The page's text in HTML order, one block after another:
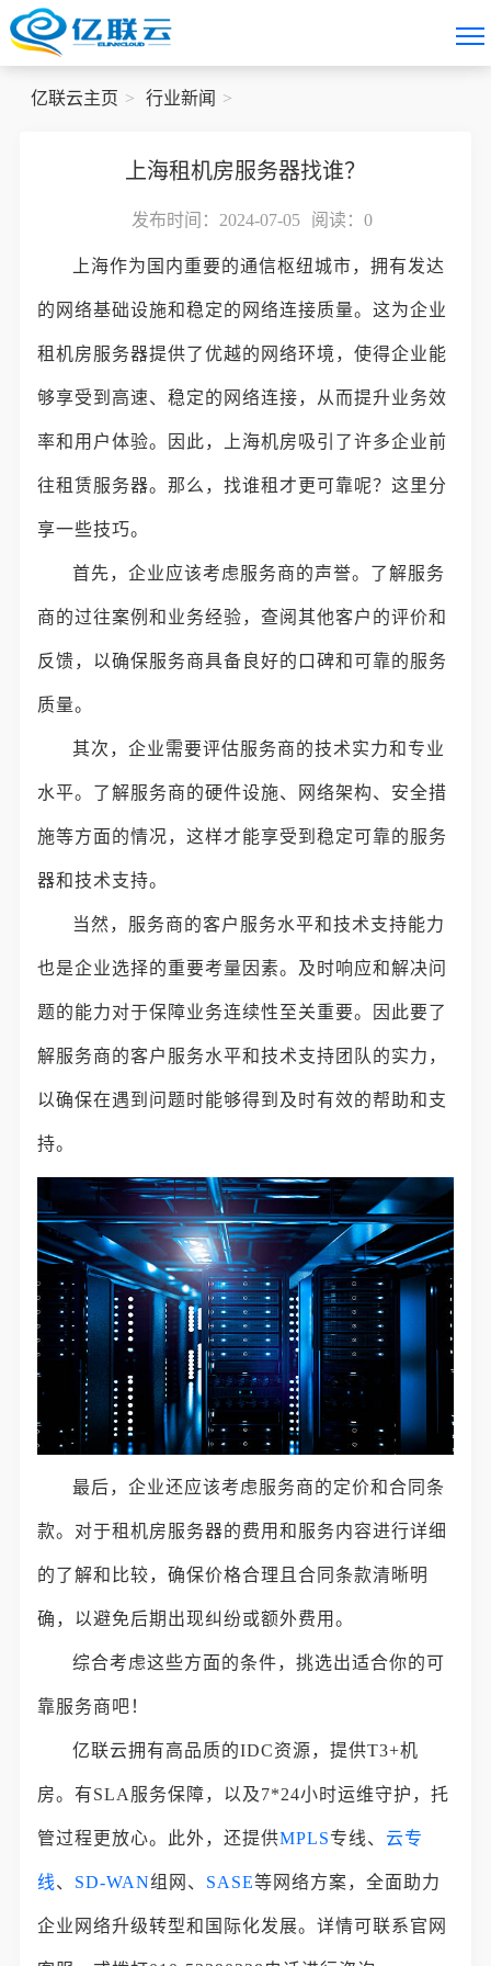
亿联云主页 行业新闻
上海租机房服务器找谁？
发布时间：2024-07-05 阅读： 0
上海作为国内重要的通信枢纽城市，拥有发达
的网络基础设施和稳定的网络连接质量。这为企业
租机房服务器提供了优越的网络环境，使得企业能
够享受到高速、稳定的网络连接，从而提升业务效
率和用户体验。因此，上海机房吸引了许多企业前
往租赁服务器。那么，找谁租才更可靠呢？这里分
享一些技巧。
首先，企业应该考虑服务商的声誉。了解服务
商的过往案例和业务经验，查阅其他客户的评价和
反馈，以确保服务商具备良好的口碑和可靠的服务
质量。
其次，企业需要评估服务商的技术实力和专业
水平。了解服务商的硬件设施、网络架构、安全措
施等方面的情况，这样才能享受到稳定可靠的服务
器和技术支持。
当然，服务商的客户服务水平和技术支持能力
也是企业选择的重要考量因素。及时响应和解决问
题的能力对于保障业务连续性至关重要。因此要了
解服务商的客户服务水平和技术支持团队的实力，
以确保在遇到问题时能够得到及时有效的帮助和支
持。
最后，企业还应该考虑服务商的定价和合同条
款。对于租机房服务器的费用和服务内容进行详细
的了解和比较，确保价格合理且合同条款清晰明
确，以避免后期出现纠纷或额外费用。
综合考虑这些方面的条件，挑选出适合你的可
靠服务商吧！
亿联云拥有高品质的IDC资源，提供T3+机
房。有SLA服务保障，以及7*24小时运维守护，托
管过程更放心。此外，还提供MPLS专线、云专
线、 SD-WAN组网、 SASE等网络方案，全面助力
企业网络升级转型和国际化发展。详情可联系官网